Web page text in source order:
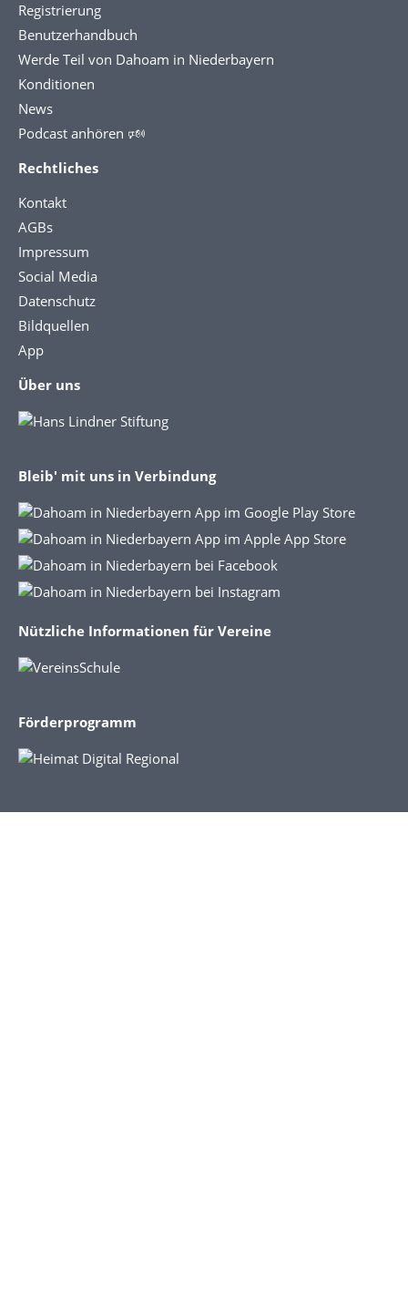
Registrierung
Benutzerhandbuch
Werde Teil von Dahoam in Niederbayern
Konditionen
News
Podcast anhören 🕬
Rechtliches
Kontakt
AGBs
Impressum
Social Media
Datenschutz
Bildquellen
App
Über uns
Bleib' mit uns in Verbindung
Nützliche Informationen für Vereine
Förderprogramm